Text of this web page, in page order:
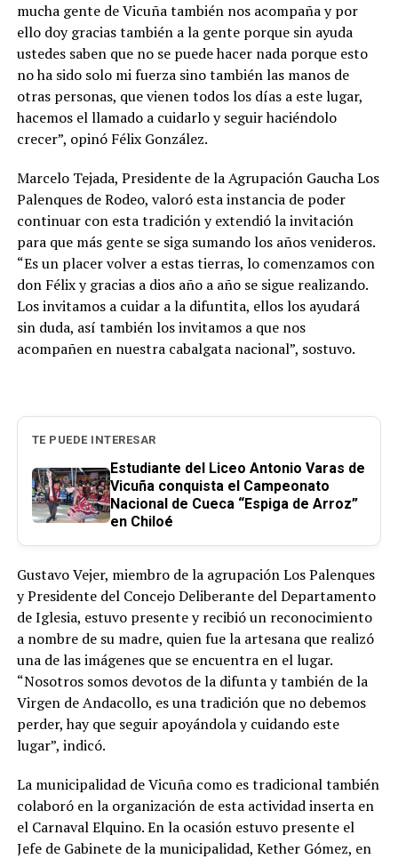
mucha gente de Vicuña también nos acompaña y por
ello doy gracias también a la gente porque sin ayuda
ustedes saben que no se puede hacer nada porque esto
no ha sido solo mi fuerza sino también las manos de
otras personas, que vienen todos los días a este lugar,
hacemos el llamado a cuidarlo y seguir haciéndolo
crecer”, opinó Félix González.
Marcelo Tejada, Presidente de la Agrupación Gaucha Los
Palenques de Rodeo, valoró esta instancia de poder
continuar con esta tradición y extendió la invitación
para que más gente se siga sumando los años venideros.
“Es un placer volver a estas tierras, lo comenzamos con
don Félix y gracias a dios año a año se sigue realizando.
Los invitamos a cuidar a la difuntita, ellos los ayudará
sin duda, así también los invitamos a que nos
acompañen en nuestra cabalgata nacional”, sostuvo.
TE PUEDE INTERESAR
Estudiante del Liceo Antonio Varas de
Vicuña conquista el Campeonato
Nacional de Cueca “Espiga de Arroz”
en Chiloé
Gustavo Vejer, miembro de la agrupación Los Palenques
y Presidente del Concejo Deliberante del Departamento
de Iglesia, estuvo presente y recibió un reconocimiento
a nombre de su madre, quien fue la artesana que realizó
una de las imágenes que se encuentra en el lugar.
“Nosotros somos devotos de la difunta y también de la
Virgen de Andacollo, es una tradición que no debemos
perder, hay que seguir apoyándola y cuidando este
lugar”, indicó.
La municipalidad de Vicuña como es tradicional también
colaboró en la organización de esta actividad inserta en
el Carnaval Elquino. En la ocasión estuvo presente el
Jefe de Gabinete de la municipalidad, Kether Gómez, en